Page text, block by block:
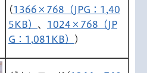
(1366×768（JPG：1,40
5KB） 、 1024×768（JP
G：1,081KB）
)